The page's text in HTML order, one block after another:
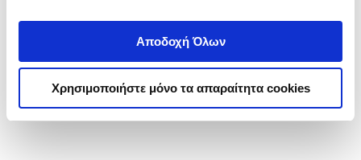
Αποδοχή Όλων
Χρησιμοποιήστε μόνο τα απαραίτητα cookies